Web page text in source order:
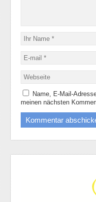
Name, E-Mail-
meinen nächsten